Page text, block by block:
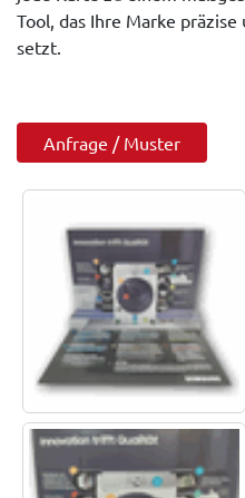
Tool, das Ihre Marke
setzt.
Anfrage / Muster